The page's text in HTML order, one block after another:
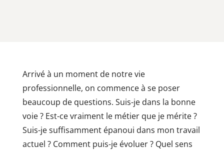
Arrivé à un moment de notre vie
professionnelle, on commence à se poser
beaucoup de questions. Suis-je dans la bonne
voie ? Est-ce vraiment le métier que je mérite ?
Suis-je suffisamment épanoui dans mon travail
actuel ? Comment puis-je évoluer ? Quel sens